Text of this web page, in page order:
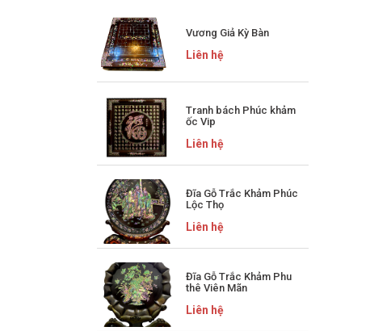
Vương Giả Kỳ Bàn
Liên hệ
Tranh bách Phúc khảm
ốc Vip
Liên hệ
Đĩa Gỗ Trắc Khảm Phúc
Lộc Thọ
Liên hệ
Đĩa Gỗ Trắc Khảm Phu
thê Viên Mãn
Liên hệ